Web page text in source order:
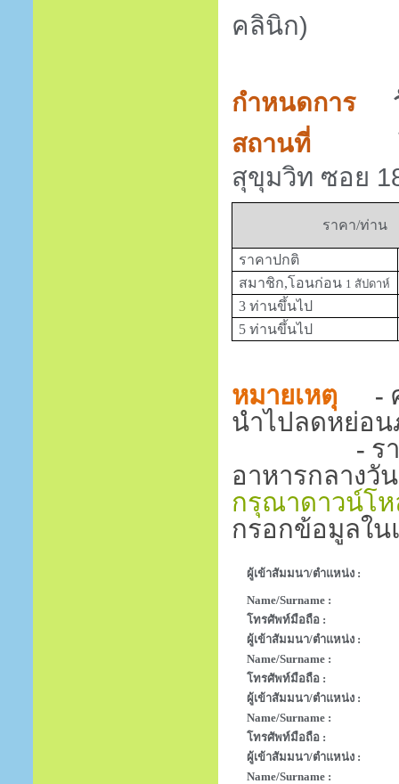
คลินิก)
กำหนดการ
สถานที่
สุขุมวิท ซอย
ราคา/ท่าน
ราคาปกติ
สมาชิก,โอนก่อน 1 สัปดาห์
3 ท่านขึ้นไป
5 ท่านขึ้นไป
หมายเหตุ -
นำไปลดหย่อน
- ร
อาหารกลางวัน
กรุณาดาวน์โ
กรอกข้อมูลใน
ผู้เข้าสัมมนา/ตำแหน่ง :
Name/Surname :
โทรศัพท์มือถือ :
ผู้เข้าสัมมนา/ตำแหน่ง :
Name/Surname :
โทรศัพท์มือถือ :
ผู้เข้าสัมมนา/ตำแหน่ง :
Name/Surname :
โทรศัพท์มือถือ :
ผู้เข้าสัมมนา/ตำแหน่ง :
Name/Surname :